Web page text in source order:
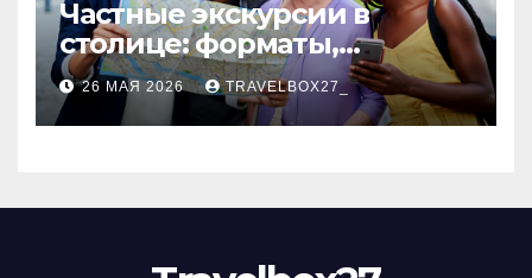
Частные экскурсии в
столице: форматы,
маршруты и особенности
организации
26 МАЯ 2026 TRAVELBOX27_